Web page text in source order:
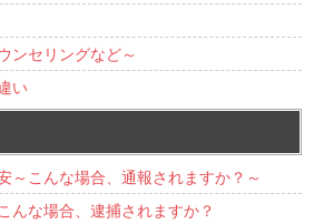
ンセリングなど～
い
～こんな場合、通報されますか？～
んな場合、逮捕されますか？